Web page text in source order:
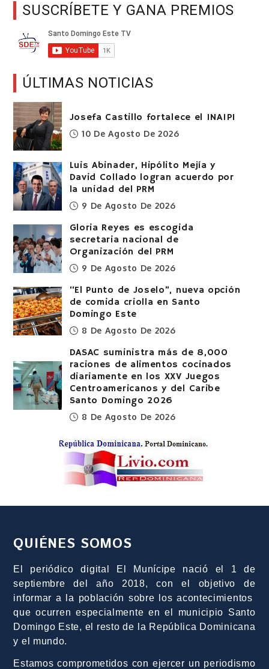
SUSCRÍBETE Y GANA PREMIOS
ÚLTIMAS NOTICIAS
Josefa Castillo fortalece el INAIPI
10 De Agosto De 2026
Luis Abinader, Hipólito Mejía y
David Collado logran acuerdo por
la unidad del PRM
9 De Agosto De 2026
Gloria Reyes es escogida
secretaria nacional de
Organización del PRM
9 De Agosto De 2026
“El Punto de Joselo”, nueva opción
de comida criolla en Santo
Domingo Este
8 De Agosto De 2026
DASAC suministra más de 8,000
raciones de alimentos cocinados
diariamente en los XXV Juegos
Centroamericanos y del Caribe
Santo Domingo 2026
8 De Agosto De 2026
QUIÉNES SOMOS
El periódico digital El Munícipe nació el 1 de
septiembre del año 2018, con el objetivo de
informar a la población sobre los acontecimientos
que ocurren especialmente en el municipio Santo
Domingo Este, el resto de la República Dominicana
y el mundo.
Estamos comprometidos con ejercer un periodismo